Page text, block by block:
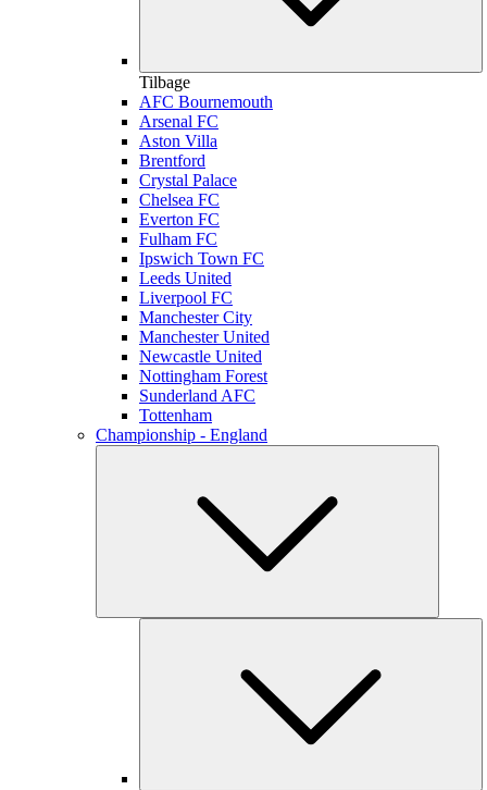
Tilbage
AFC Bournemouth
Arsenal FC
Aston Villa
Brentford
Crystal Palace
Chelsea FC
Everton FC
Fulham FC
Ipswich Town FC
Leeds United
Liverpool FC
Manchester City
Manchester United
Newcastle United
Nottingham Forest
Sunderland AFC
Tottenham
Championship - England